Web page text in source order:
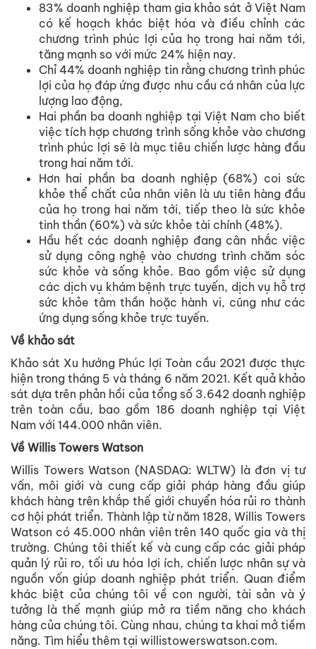
83% doanh nghiệp tham gia khảo sát ở Việt Nam
có kế hoạch khác biệt hóa và điều chỉnh các
chương trình phúc lợi của họ trong hai năm tới,
tăng mạnh so với mức 24% hiện nay.
Chỉ 44% doanh nghiệp tin rằng chương trình phúc
lợi của họ đáp ứng được nhu cầu cá nhân của lực
lượng lao động,
Hai phần ba doanh nghiệp tại Việt Nam cho biết
việc tích hợp chương trình sống khỏe vào chương
trình phúc lợi sẽ là mục tiêu chiến lược hàng đầu
trong hai năm tới.
Hơn hai phần ba doanh nghiệp (68%) coi sức
khỏe thể chất của nhân viên là ưu tiên hàng đầu
của họ trong hai năm tới, tiếp theo là sức khỏe
tinh thần (60%) và sức khỏe tài chính (48%).
Hầu hết các doanh nghiệp đang cân nhắc việc
sử dụng công nghệ vào chương trình chăm sóc
sức khỏe và sống khỏe. Bao gồm việc sử dụng
các dịch vụ khám bệnh trực tuyến, dịch vụ hỗ trợ
sức khỏe tâm thần hoặc hành vi, cũng như các
ứng dụng sống khỏe trực tuyến.
Về khảo sát
Khảo sát Xu hướng Phúc lợi Toàn cầu 2021 được thực
hiện trong tháng 5 và tháng 6 năm 2021. Kết quả khảo
sát dựa trên phản hồi của tổng số 3.642 doanh nghiệp
trên toàn cầu, bao gồm 186 doanh nghiệp tại Việt
Nam với 144.000 nhân viên.
Về Willis Towers Watson
Willis Towers Watson (NASDAQ: WLTW) là đơn vị tư
vấn, môi giới và cung cấp giải pháp hàng đầu giúp
khách hàng trên khắp thế giới chuyển hóa rủi ro thành
cơ hội phát triển. Thành lập từ năm 1828, Willis Towers
Watson có 45.000 nhân viên trên 140 quốc gia và thị
trường. Chúng tôi thiết kế và cung cấp các giải pháp
quản lý rủi ro, tối ưu hóa lợi ích, chiến lược nhân sự và
nguồn vốn giúp doanh nghiệp phát triển. Quan điểm
khác biệt của chúng tôi về con người, tài sản và ý
tưởng là thế mạnh giúp mở ra tiềm năng cho khách
hàng của chúng tôi. Cùng nhau, chúng ta khai mở tiềm
năng. Tìm hiểu thêm tại willistowerswatson.com.